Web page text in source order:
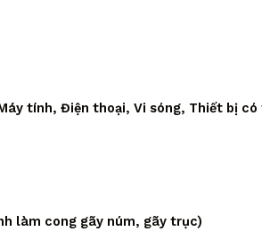
tính, Điện thoại, Vi sóng, Thiết bị
làm cong gãy núm, gãy trục)